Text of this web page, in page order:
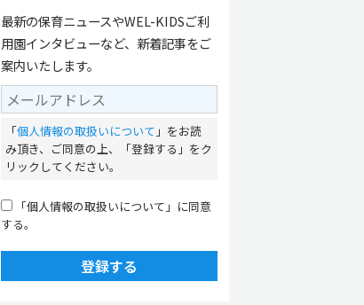
最新の保育ニュースやWEL-KIDSご利
用園インタビューなど、新着記事をご
案内いたします。
「個人情報の取扱いについて 」をお読
み頂き、ご同意の上、「登録する」をク
リックしてください。
「個人情報の取扱いについて」に同意
する。
登録する